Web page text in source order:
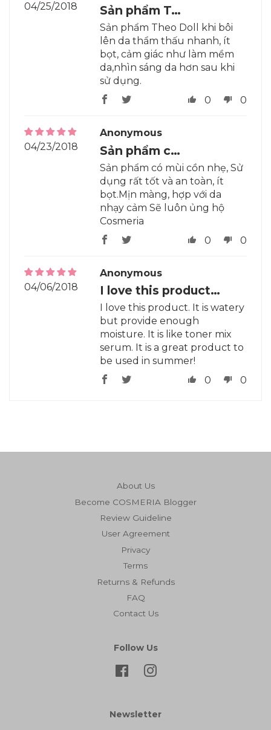
04/25/2018 Sản phẩm T…
Sản phẩm Theo Doll khi bôi
lên da thẩm thấu nhanh, ít
bọt, cảm giác như làm mềm
da,nhìn sáng da hơn sau khi
sử dụng.
0
0
04/23/2018
Anonymous
Sản phẩm c…
Sản phẩm có mùi cồn nhẹ, Sử
dụng rất tốt và an toàn, ít
bọt.Mịn màng, hợp với da
nhạy cảm Sẽ luôn ủng hộ
Cosmeria
0
0
04/06/2018
Anonymous
I love this product…
I love this product. It is watery
but provide enough
moisture. It is like toner mix
serum. It is a great product to
be used in summer!
0
0
About Us
Become COSMERIA Blogger
Review Guideline
User Agreement
Privacy
Terms
Returns & Refunds
FAQ
Contact Us
Follow Us
FacebookInstagram
Newsletter